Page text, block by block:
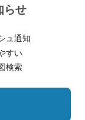
らせ
ュ通知
すい
検索
規約
情報